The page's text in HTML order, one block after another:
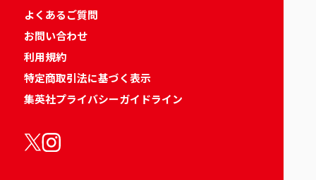
よくあるご質問
お問い合わせ
利用規約
特定商取引法に基づく表示
集英社プライバシーガイドライン